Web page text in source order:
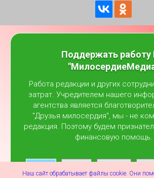
Наш сайт обрабатывает файлы cookie. Они
Поддержать работу
Работа редакции и других
затрат. Учредителем нашего
агентства является
"Друзья милосердия", мы - не
редакция. Поэтому будем
финансовую помощь.
100 1000